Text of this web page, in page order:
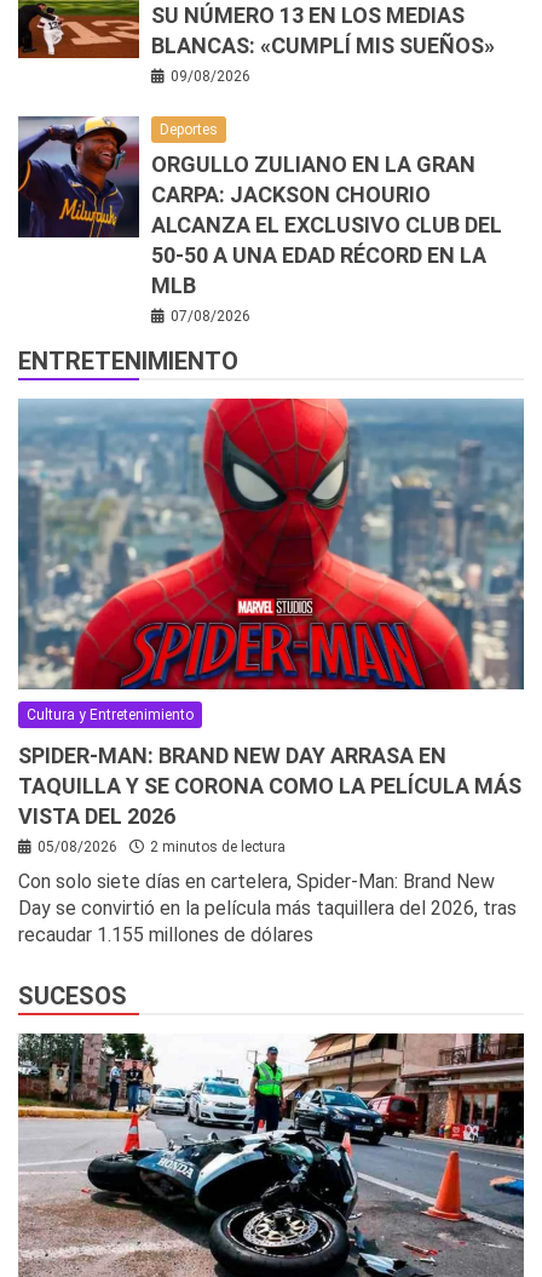
SU NÚMERO 13 EN LOS MEDIAS
BLANCAS: «CUMPLÍ MIS SUEÑOS»
09/08/2026
Deportes
ORGULLO ZULIANO EN LA GRAN
CARPA: JACKSON CHOURIO
ALCANZA EL EXCLUSIVO CLUB DEL
50-50 A UNA EDAD RÉCORD EN LA
MLB
07/08/2026
ENTRETENIMIENTO
Cultura y Entretenimiento
SPIDER-MAN: BRAND NEW DAY ARRASA EN
TAQUILLA Y SE CORONA COMO LA PELÍCULA MÁS
VISTA DEL 2026
05/08/2026 2 minutos de lectura
Con solo siete días en cartelera, Spider-Man: Brand New
Day se convirtió en la película más taquillera del 2026, tras
recaudar 1.155 millones de dólares
SUCESOS